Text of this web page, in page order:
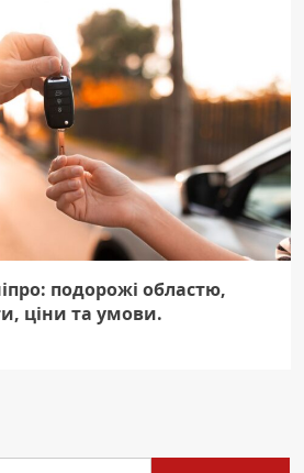
подорожі областю,
ціни та умови.